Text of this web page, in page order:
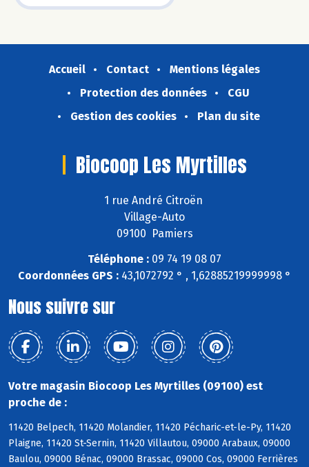
Accueil Contact
Mentions légales
Protection des données
CGU
Gestion des cookies
Plan du site
Biocoop Les Myrtilles
1 rue André Citroën
Village-Auto
09100 Pamiers
Téléphone : 09 74 19 08 07
Coordonnées GPS : 43,1072792 ° , 1,62885219999998 °
Nous suivre sur
Votre magasin Biocoop Les Myrtilles (09100) est
proche de :
11420 Belpech, 11420 Molandier, 11420 Pécharic-et-le-Py, 11420
Plaigne, 11420 St-Sernin, 11420 Villautou, 09000 Arabaux, 09000
Baulou, 09000 Bénac, 09000 Brassac, 09000 Cos, 09000 Ferrières